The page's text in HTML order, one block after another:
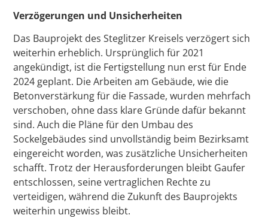
Verzögerungen und Unsicherheiten
Das Bauprojekt des Steglitzer Kreisels verzögert sich
weiterhin erheblich. Ursprünglich für 2021
angekündigt, ist die Fertigstellung nun erst für Ende
2024 geplant. Die Arbeiten am Gebäude, wie die
Betonverstärkung für die Fassade, wurden mehrfach
verschoben, ohne dass klare Gründe dafür bekannt
sind. Auch die Pläne für den Umbau des
Sockelgebäudes sind unvollständig beim Bezirksamt
eingereicht worden, was zusätzliche Unsicherheiten
schafft. Trotz der Herausforderungen bleibt Gaufer
entschlossen, seine vertraglichen Rechte zu
verteidigen, während die Zukunft des Bauprojekts
weiterhin ungewiss bleibt.